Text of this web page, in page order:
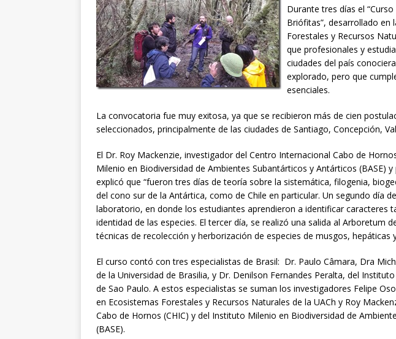
Durante tres días el
Briófitas”, desarrollado en
Forestales y Recursos
que profesionales y
ciudades del país
explorado, pero que
esenciales.
La convocatoria fue muy exitosa, ya que se recibieron más de cien
seleccionados, principalmente de las ciudades de Santiago, Concepción,
El Dr. Roy Mackenzie, investigador del Centro Internacional Cabo de
Milenio en Biodiversidad de Ambientes Subantárticos y Antárticos (BASE)
explicó que “fueron tres días de teoría sobre la sistemática, filogenia,
del cono sur de la Antártica, como de Chile en particular. Un segundo día
laboratorio, en donde los estudiantes aprendieron a identificar caracteres
identidad de las especies. El tercer día, se realizó una salida al Arboretum
técnicas de recolección y herborización de especies de musgos, hepáticas
El curso contó con tres especialistas de Brasil: Dr. Paulo Câmara, Dra
de la Universidad de Brasilia, y Dr. Denilson Fernandes Peralta, del
de Sao Paulo. A estos especialistas se suman los investigadores Felipe
en Ecosistemas Forestales y Recursos Naturales de la UACh y Roy
Cabo de Hornos (CHIC) y del Instituto Milenio en Biodiversidad de
(BASE).